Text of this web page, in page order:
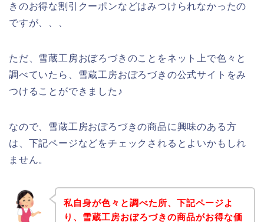
きのお得な割引クーポンなどはみつけられなかったの
ですが、、、
ただ、雪蔵工房おぼろづきのことをネット上で色々と
調べていたら、雪蔵工房おぼろづきの公式サイトをみ
つけることができました♪
なので、雪蔵工房おぼろづきの商品に興味のある方
は、下記ページなどをチェックされるとよいかもしれ
ません。
私自身が色々と調べた所、下記ページよ
り、雪蔵工房おぼろづきの商品がお得な価